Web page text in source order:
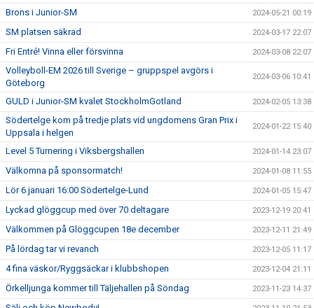
Brons i Junior-SM 2024-05-21 00:19
SM platsen säkrad 2024-03-17 22:07
Fri Entré! Vinna eller försvinna 2024-03-08 22:07
Volleyboll-EM 2026 till Sverige – gruppspel avgörs i
Göteborg
2024-03-06 10:41
GULD i Junior-SM kvalet StockholmGotland 2024-02-05 13:38
Södertelge kom på tredje plats vid ungdomens Gran Prix i
Uppsala i helgen
2024-01-22 15:40
Level 5 Turnering i Viksbergshallen 2024-01-14 23:07
Välkomna på sponsormatch! 2024-01-08 11:55
Lör 6 januari 16:00 Södertelge-Lund 2024-01-05 15:47
Lyckad glöggcup med över 70 deltagare 2023-12-19 20:41
Välkommen på Glöggcupen 18e december 2023-12-11 21:49
På lördag tar vi revanch 2023-12-05 11:17
4 fina väskor/Ryggsäckar i klubbshopen 2023-12-04 21:11
Örkelljunga kommer till Täljehallen på Söndag 2023-11-23 14:37